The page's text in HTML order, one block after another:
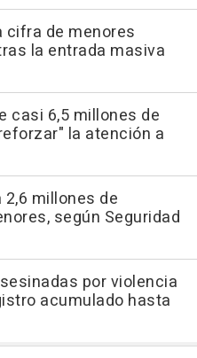
cifra de menores
la entrada masiva
casi 6,5 millones de
la atención a
2,6 millones de
según Seguridad
por violencia
acumulado hasta